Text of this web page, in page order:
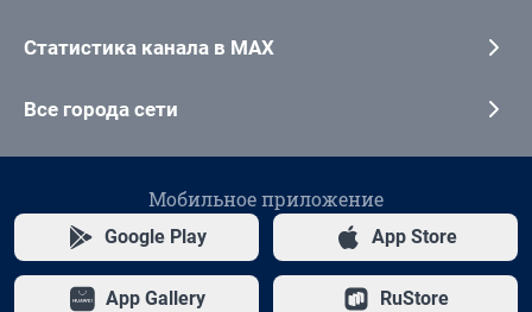
Статистика канала в MAX
Все города сети
Мобильное приложение
Google Play App Store
App Gallery RuStore